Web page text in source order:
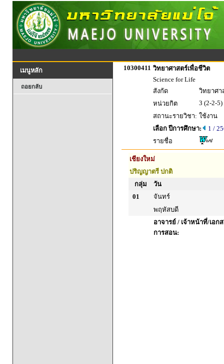
เมนูหลัก
ถอยกลับ
10300411 วิทยาศาสตร์เพื่อชีวิต
Science for Life
สังกัด
วิทยาศา
หน่วยกิต
3 (2-2-5)
สถานะรายวิชา: ใช้งาน
เลือก ปีการศึกษา:
1 /
รายชื่อ
เชียงใหม่
ปริญญาตรี ปกติ
กลุ่ม
วัน
01
จันทร์
พฤหัสบดี
อาจารย์ / เจ้าหน้าที่/เอก
การสอน: